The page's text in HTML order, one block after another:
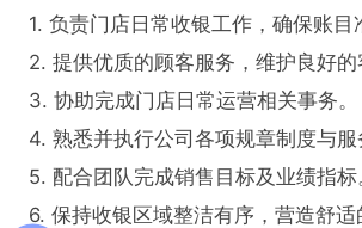
1. 负责门店日常收银工作，确保账目
2. 提供优质的顾客服务，维护良好
3. 协助完成门店日常运营相关事务。
4. 熟悉并执行公司各项规章制度与
5. 配合团队完成销售目标及业绩指标
6. 保持收银区域整洁有序，营造舒